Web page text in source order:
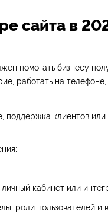
сайта в
помогать бизнесу
работать на телефоне,
поддержка клиентов или
кабинет или
роли пользователей и